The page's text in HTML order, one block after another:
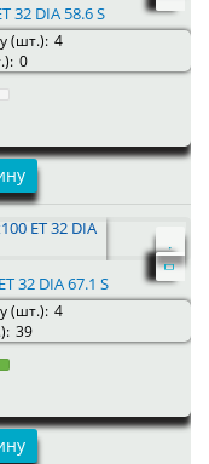
32 DIA 58.6 S
(шт.): 4
0
32 DIA 67.1 S
(шт.): 4
39